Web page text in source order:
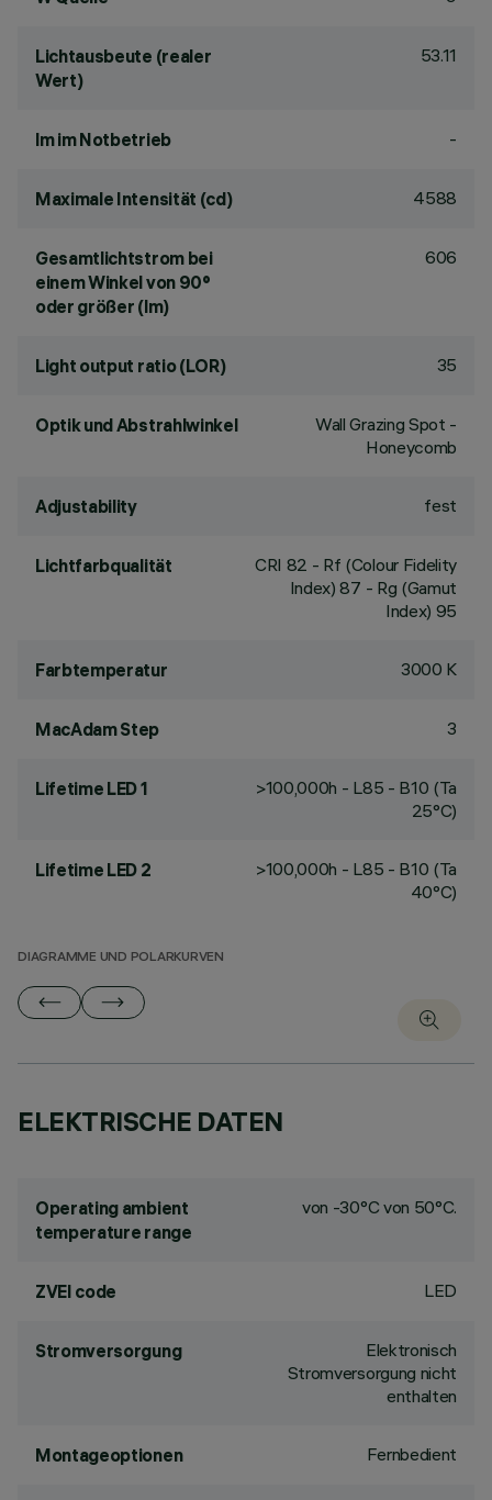
Lichtausbeute (realer
Wert)
53.11
lm im Notbetrieb -
Maximale Intensität (cd) 4588
Gesamtlichtstrom bei
einem Winkel von 90°
oder größer (lm)
606
Light output ratio (LOR) 35
Optik und Abstrahlwinkel
Wall Grazing Spot -
Honeycomb
Adjustability fest
Lichtfarbqualität CRI 82 - Rf (Colour Fidelity
Index) 87 - Rg (Gamut
Index) 95
Farbtemperatur 3000 K
MacAdam Step 3
Lifetime LED 1
>100,000h - L85 - B10 (Ta
25°C)
Lifetime LED 2
>100,000h - L85 - B10 (Ta
40°C)
DIAGRAMME UND POLARKURVEN
ELEKTRISCHE DATEN
Operating ambient
temperature range
von -30°C von 50°C.
ZVEI code LED
Stromversorgung
Elektronisch
Stromversorgung nicht
enthalten
Montageoptionen Fernbedient